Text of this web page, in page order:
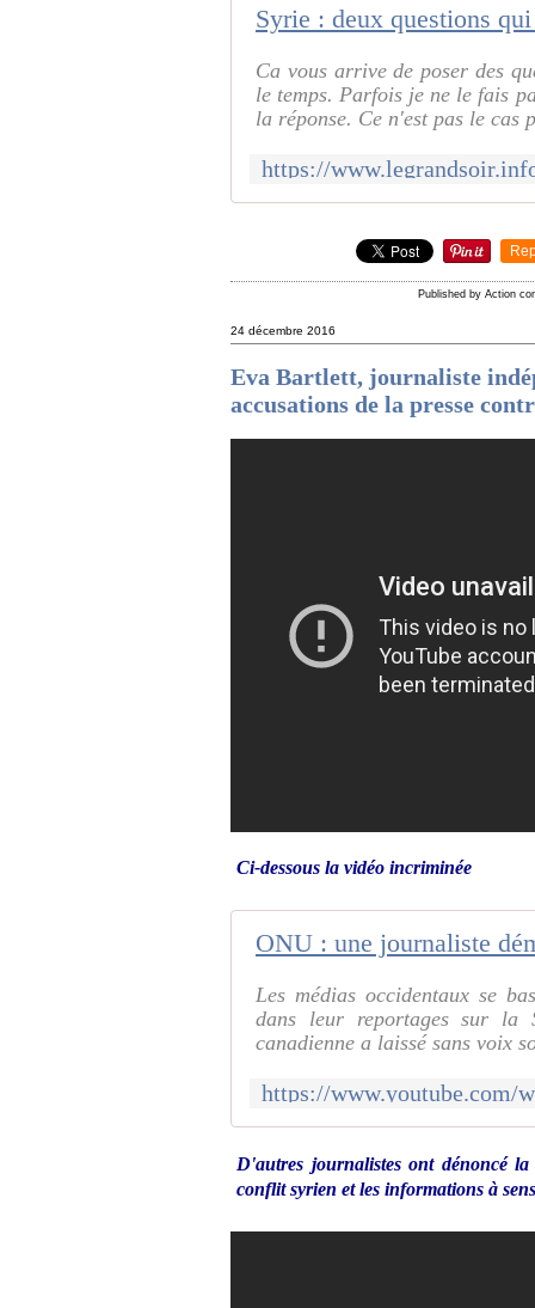
Syrie : deux questions
Ca vous arrive de poser des
le temps. Parfois je ne le fais
la réponse. Ce n'est pas le cas
Published by Action
24 décembre 2016
Eva Bartlett, journaliste
accusations de la presse
Ci-dessous la vidéo incriminée
Les médias occidentaux se
dans leur reportages sur la
canadienne a laissé sans voix
D'autres journalistes ont dénoncé
conflit syrien et les informations à